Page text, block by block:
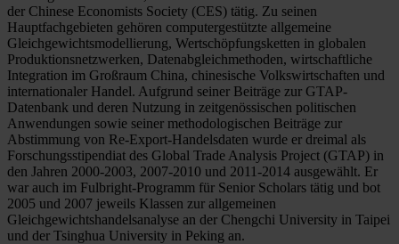
der Chinese Economists Society (CES) tätig. Zu seinen
Hauptfachgebieten gehören computergestützte allgemeine
Gleichgewichtsmodellierung, Wertschöpfungsketten in globalen
Produktionsnetzwerken, Datenabgleichmethoden, wirtschaftliche
Integration im Großraum China, chinesische Volkswirtschaften und
internationaler Handel. Aufgrund seiner Beiträge zur GTAP-
Datenbank und deren Nutzung in zeitgenössischen politischen
Anwendungen sowie seiner methodologischen Beiträge zur
Abstimmung von Re-Export-Handelsdaten wurde er dreimal als
Forschungsstipendiat des Global Trade Analysis Project (GTAP) in
den Jahren 2000-2003, 2007-2010 und 2011-2014 ausgewählt. Er
war auch im Fulbright-Programm für Senior Scholars tätig und bot
2005 und 2007 jeweils Klassen zur allgemeinen
Gleichgewichtshandelsanalyse an der Chengchi University in Taipei
und der Tsinghua University in Peking an.